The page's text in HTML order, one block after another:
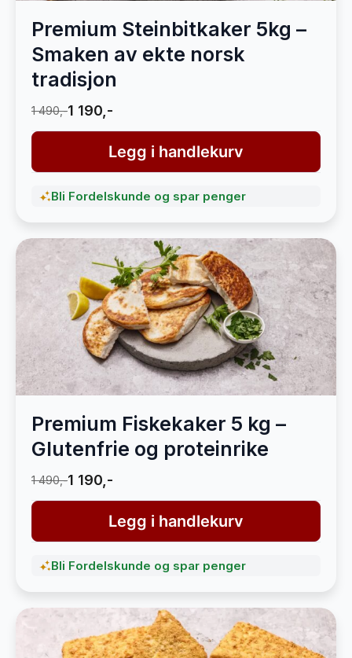
Premium Steinbitkaker 5kg –
Smaken av ekte norsk
tradisjon
1 490,-1 190,-
Legg i handlekurv
Bli Fordelskunde og spar penger
Premium Fiskekaker 5 kg –
Glutenfrie og proteinrike
1 490,-1 190,-
Legg i handlekurv
Bli Fordelskunde og spar penger